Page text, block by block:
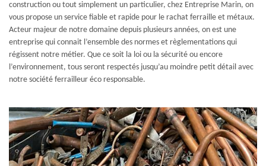
construction ou tout simplement un particulier, chez Entreprise Marin, on
vous propose un service fiable et rapide pour le rachat ferraille et métaux.
Acteur majeur de notre domaine depuis plusieurs années, on est une
entreprise qui connait l’ensemble des normes et règlementations qui
régissent notre métier. Que ce soit la loi ou la sécurité ou encore
l’environnement, tous seront respectés jusqu’au moindre petit détail avec
notre société ferrailleur éco responsable.